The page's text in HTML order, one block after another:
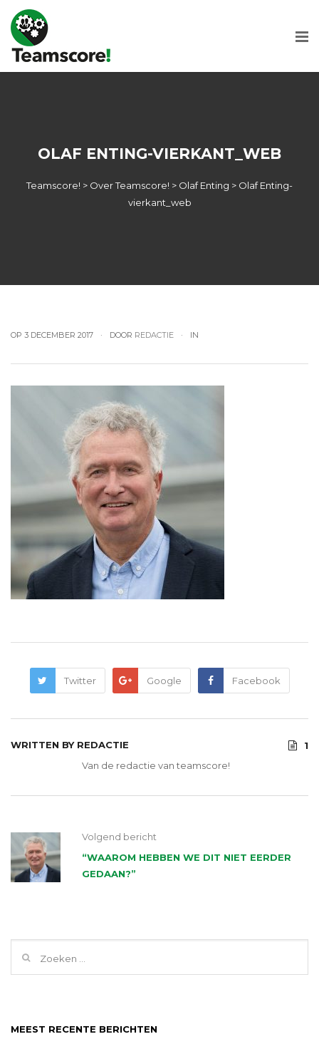
OLAF ENTING-VIERKANT_WEB
Teamscore! > Over Teamscore! > Olaf Enting > Olaf Enting-
vierkant_web
OP 3 DECEMBER 2017 DOOR REDACTIE IN
Twitter Google Facebook
WRITTEN BY REDACTIE
1
Van de redactie van teamscore!
Volgend bericht
“WAAROM HEBBEN WE DIT NIET EERDER
GEDAAN?”
MEEST RECENTE BERICHTEN